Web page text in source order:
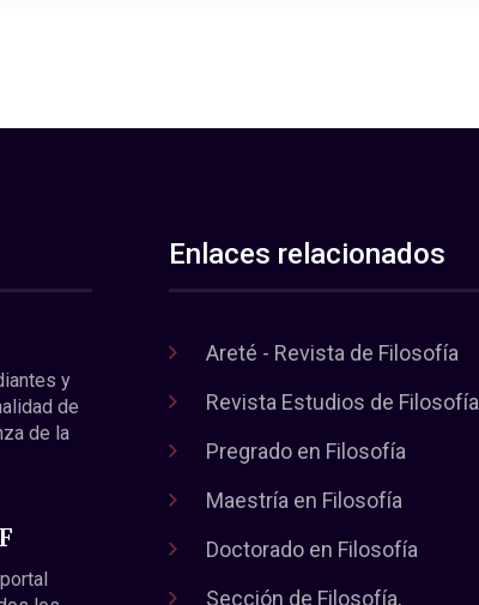
y
de
de la
Enlaces relacionados
Areté - Revista de Filosofía
Revista Estudios de Filosofía
Pregrado en Filosofía
Maestría en Filosofía
Doctorado en Filosofía
Sección de Filosofía,